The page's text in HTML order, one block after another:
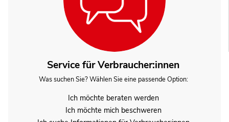
Service für Verbraucher:innen
Was suchen Sie? Wählen Sie eine passende Option:
Ich möchte beraten werden
Ich möchte mich beschweren